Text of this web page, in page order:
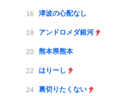
津波の心配なし
アンドロメダ銀河
熊本県熊本
はりーし
裏切りたくない